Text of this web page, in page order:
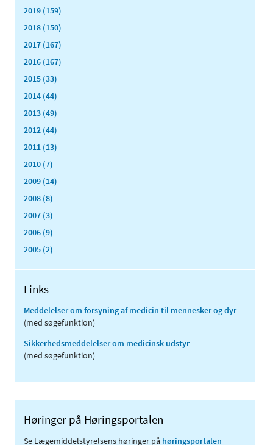
2019 (159)
2018 (150)
2017 (167)
2016 (167)
2015 (33)
2014 (44)
2013 (49)
2012 (44)
2011 (13)
2010 (7)
2009 (14)
2008 (8)
2007 (3)
2006 (9)
2005 (2)
Links
Meddelelser om forsyning af medicin til mennesker og dyr
(med søgefunktion)
Sikkerhedsmeddelelser om medicinsk udstyr
(med søgefunktion)
Høringer på Høringsportalen
Se Lægemiddelstyrelsens høringer på høringsportalen